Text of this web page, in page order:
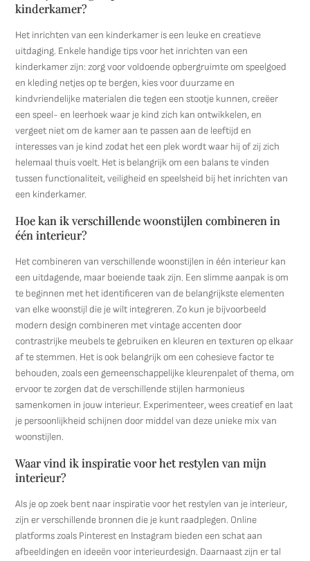
kinderkamer?
Het inrichten van een kinderkamer is een leuke en creatieve
uitdaging. Enkele handige tips voor het inrichten van een
kinderkamer zijn: zorg voor voldoende opbergruimte om speelgoed
en kleding netjes op te bergen, kies voor duurzame en
kindvriendelijke materialen die tegen een stootje kunnen, creëer
een speel- en leerhoek waar je kind zich kan ontwikkelen, en
vergeet niet om de kamer aan te passen aan de leeftijd en
interesses van je kind zodat het een plek wordt waar hij of zij zich
helemaal thuis voelt. Het is belangrijk om een balans te vinden
tussen functionaliteit, veiligheid en speelsheid bij het inrichten van
een kinderkamer.
Hoe kan ik verschillende woonstijlen combineren in
één interieur?
Het combineren van verschillende woonstijlen in één interieur kan
een uitdagende, maar boeiende taak zijn. Een slimme aanpak is om
te beginnen met het identificeren van de belangrijkste elementen
van elke woonstijl die je wilt integreren. Zo kun je bijvoorbeeld
modern design combineren met vintage accenten door
contrastrijke meubels te gebruiken en kleuren en texturen op elkaar
af te stemmen. Het is ook belangrijk om een ​​cohesieve factor te
behouden, zoals een gemeenschappelijke kleurenpalet of thema, om
ervoor te zorgen dat de verschillende stijlen harmonieus
samenkomen in jouw interieur. Experimenteer, wees creatief en laat
je persoonlijkheid schijnen door middel van deze unieke mix van
woonstijlen.
Waar vind ik inspiratie voor het restylen van mijn
interieur?
Als je op zoek bent naar inspiratie voor het restylen van je interieur,
zijn er verschillende bronnen die je kunt raadplegen. Online
platforms zoals Pinterest en Instagram bieden een schat aan
afbeeldingen en ideeën voor interieurdesign. Daarnaast zijn er tal